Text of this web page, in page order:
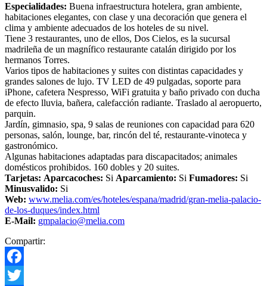
Especialidades: Buena infraestructura hotelera, gran ambiente,
habitaciones elegantes, con clase y una decoración que genera el
clima y ambiente adecuados de los hoteles de su nivel.
Tiene 3 restaurantes, uno de ellos, Dos Cielos, es la sucursal
madrileña de un magnífico restaurante catalán dirigido por los
hermanos Torres.
Varios tipos de habitaciones y suites con distintas capacidades y
grandes salones de lujo. TV LED de 49 pulgadas, soporte para
iPhone, cafetera Nespresso, WiFi gratuita y baño privado con ducha
de efecto lluvia, bañera, calefacción radiante. Traslado al aeropuerto,
parquin.
Jardín, gimnasio, spa, 9 salas de reuniones con capacidad para 620
personas, salón, lounge, bar, rincón del té, restaurante-vinoteca y
gastronómico.
Algunas habitaciones adaptadas para discapacitados; animales
domésticos prohibidos. 160 dobles y 20 suites.
Tarjetas: Aparcacoches: Si Aparcamiento: Si Fumadores: Si
Minusvalido: Si
Web: www.melia.com/es/hoteles/espana/madrid/gran-melia-palacio-
de-los-duques/index.html
E-Mail: gmpalacio@melia.com
Compartir:
Facebook